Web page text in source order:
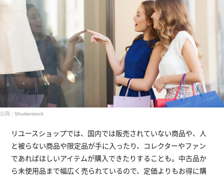
出典 : Shutterstock
リユースショップでは、国内では販売されていない商品や、人
と被らない商品や限定品が手に入ったり、コレクターやファン
であればほしいアイテムが購入できたりすることも。中古品か
ら未使用品まで幅広く売られているので、定価よりもお得に購